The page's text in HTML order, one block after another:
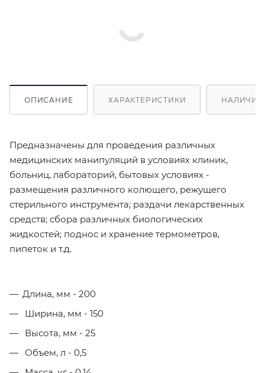
ОПИСАНИЕ ХАРАКТЕРИСТИКИ НАЛИЧИЕ
Предназначены для проведения различных
медицинских манипуляций в условиях клиник,
больниц, лабораторий, бытовых условиях -
размещения различного колющего, режущего
стерильного инструмента; раздачи лекарственных
средств; сбора различных биологических
жидкостей; поднос и хранение термометров,
пипеток и т.д.
Длина, мм - 200
Ширина, мм - 150
Высота, мм - 25
Объем, л - 0,5